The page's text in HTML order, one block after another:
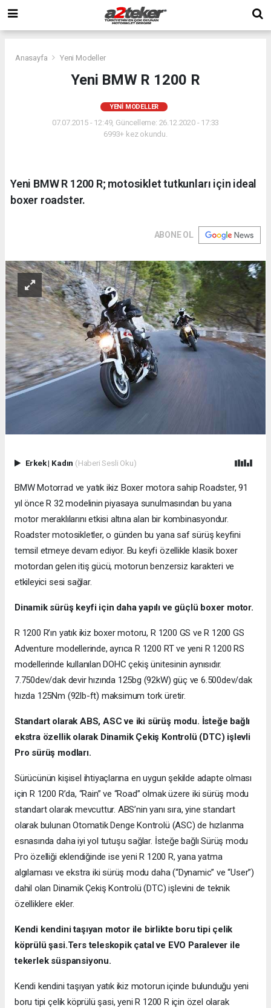
Anasayfa Yeni Modeller
Yeni BMW R 1200 R
YENI MODELLER
07.07.2015 - 12:49, Güncelleme: 26.12.2020 - 17:33
6993+ kez okundu.
Yeni BMW R 1200 R; motosiklet tutkunları için ideal
boxer roadster.
ABONE OL
Erkek| Kadın (Haberi Sesli Oku)
BMW Motorrad ve yatık ikiz Boxer motora sahip Roadster, 91
yıl önce R 32 modelinin piyasaya sunulmasından bu yana
motor meraklılarını etkisi altına alan bir kombinasyondur.
Roadster motosikletler, o günden bu yana saf sürüş keyfini
temsil etmeye devam ediyor. Bu keyfi özellikle klasik boxer
motordan gelen itiş gücü, motorun benzersiz karakteri ve
etkileyici sesi sağlar.
Dinamik sürüş keyfi için daha yapılı ve güçlü boxer motor.
R 1200 R’ın yatık ikiz boxer motoru, R 1200 GS ve R 1200 GS
Adventure modellerinde, ayrıca R 1200 RT ve yeni R 1200 RS
modellerinde kullanılan DOHC çekiş ünitesinin aynısıdır.
7.750dev/dak devir hızında 125bg (92kW) güç ve 6.500dev/dak
hızda 125Nm (92lb-ft) maksimum tork üretir.
Standart olarak ABS, ASC ve iki sürüş modu. İsteğe bağlı
ekstra özellik olarak Dinamik Çekiş Kontrolü (DTC) işlevli
Pro sürüş modları.
Sürücünün kişisel ihtiyaçlarına en uygun şekilde adapte olması
için R 1200 R’da, “Rain” ve “Road” olmak üzere iki sürüş modu
standart olarak mevcuttur. ABS’nin yanı sıra, yine standart
olarak bulunan Otomatik Denge Kontrolü (ASC) de hızlanma
esnasında daha iyi yol tutuşu sağlar. İsteğe bağlı Sürüş modu
Pro özelliği eklendiğinde ise yeni R 1200 R, yana yatma
algılaması ve ekstra iki sürüş modu daha (“Dynamic” ve “User”)
dahil olan Dinamik Çekiş Kontrolü (DTC) işlevini de teknik
özelliklere ekler.
Kendi kendini taşıyan motor ile birlikte boru tipi çelik
köprülü şasi.Ters teleskopik çatal ve EVO Paralever ile
tekerlek süspansiyonu.
Kendi kendini taşıyan yatık ikiz motorun içinde bulunduğu yeni
boru tipi çelik köprülü şasi, yeni R 1200 R için özel olarak